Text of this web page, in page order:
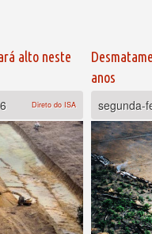
alto neste
Direto do ISA
anos
segunda-